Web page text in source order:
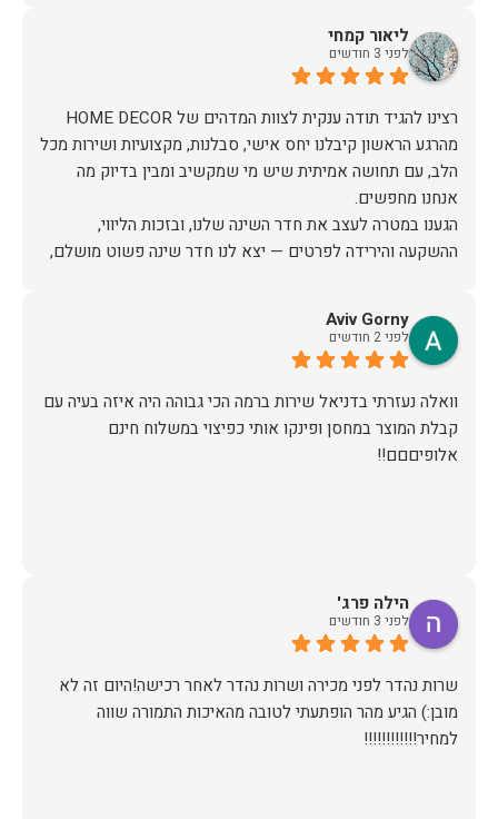
תודה. ליאור קמחי
לפני 3 חודשים
מהרגע הראשון קיבלנו יחס אישי, סבלנות, מקצועיות ושירות מכל
הלב, עם תחושה אמיתית שיש מי שמקשיב ומבין בדיוק מה
הגענו במטרה לעצב את חדר השינה שלנו, ובזכות הליווי,
ההשקעה והירידה לפרטים — יצא לנו חדר שינה פשוט מושלם,
אין ספק שעשינו את הבחירה הנכונה. ממליצים מכל הלב לכל מי
Aviv Gorny
לפני 2 חודשים
וואלה נעזרתי בדניאל שירות ברמה הכי גבוהה היה איזה בעיה עם
קבלת המוצר במחסן ופינקו אותי כפיצוי במשלוח חינם
אלופיםםם!!
הילה פרג'
לפני 3 חודשים
שרות נהדר לפני מכירה ושרות נהדר לאחר רכישה!היום זה לא
מובן:) הגיע מהר הופתעתי לטובה מהאיכות התמורה שווה
למחיר!!!!!!!!!!!!